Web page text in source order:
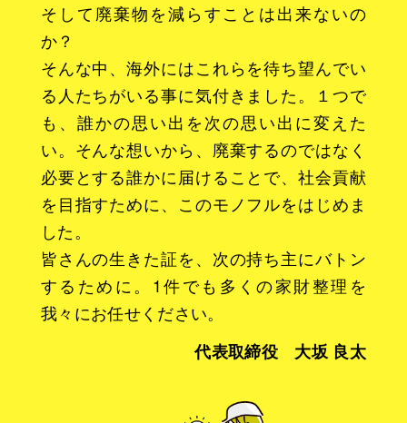
そして廃棄物を減らすことは出来ないの
か？
そんな中、海外にはこれらを待ち望んでい
る人たちがいる事に気付きました。１つで
も、誰かの思い出を次の思い出に変えた
い。そんな想いから、廃棄するのではなく
必要とする誰かに届けることで、社会貢献
を目指すために、このモノフルをはじめま
した。
皆さんの生きた証を、次の持ち主にバトン
するために。1件でも多くの家財整理を
我々にお任せください。
代表取締役 大坂 良太